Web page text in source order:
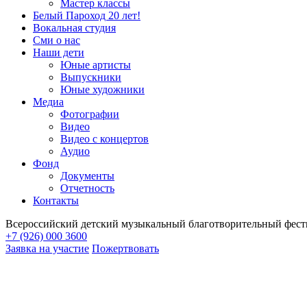
Мастер классы
Белый Пароход 20 лет!
Вокальная студия
Сми о нас
Наши дети
Юные артисты
Выпускники
Юные художники
Медиа
Фотографии
Видео
Видео с концертов
Аудио
Фонд
Документы
Отчетность
Контакты
Всероссийский детский музыкальный благотворительный
+7 (926) 000 3600
Заявка на участие Пожертвовать